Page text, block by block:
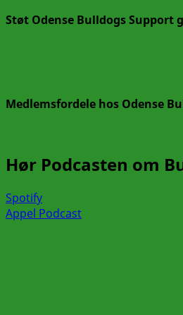
Støt Odense Bulldogs Support
Medlemsfordele hos Odense
Hør Podcasten om
Spotify
Appel Podcast